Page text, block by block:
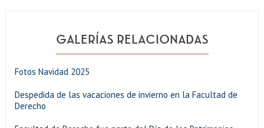
GALERÍAS RELACIONADAS
Fotos Navidad 2025
Despedida de las vacaciones de invierno en la Facultad de
Derecho